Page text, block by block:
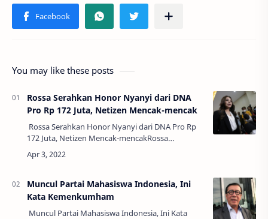
You may like these posts
Rossa Serahkan Honor Nyanyi dari DNA
Pro Rp 172 Juta, Netizen Mencak-mencak
Rossa Serahkan Honor Nyanyi dari DNA Pro Rp
172 Juta, Netizen Mencak-mencakRossa
menyerahkan honor nyanyi di acara robot
trading ilegal DNA Pro. Ia dibayar Rp 172 juta
Muncul Partai Mahasiswa Indonesia, Ini
Kata Kemenkumham
Muncul Partai Mahasiswa Indonesia, Ini Kata